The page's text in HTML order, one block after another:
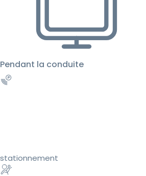
Pendant la conduite
stationnement